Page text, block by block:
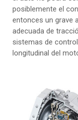
posiblemente el
entonces un grave
adecuada de
sistemas de
longitudinal del